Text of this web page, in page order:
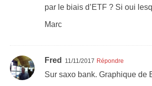
par le biais d’ETF ? Si oui
Marc
Fred 11/11/2017 Répondre
Sur saxo bank. Graphique de